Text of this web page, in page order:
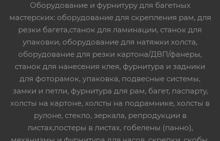
Оборудование и фурнитуру для багетных
мастерских: оборудование для скрепления рам, для
резки багета,станок для ламинации, станок для
упаковки, оборудование для натяжки холста,
оборудование для резки картона/ДВП/фанеры,
станок для нанесения клея, фурнитура и задники
для фоторамок, упаковка, подвесные системы,
замки и петли, фурнитура для рам, багет, паспарту,
холсты на картоне, холсты на подрамнике, холсты в
рулоне, стекло, зеркала, репродукции в
листах,постеры в листах, гобелены (панно),